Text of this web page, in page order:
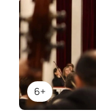
6+